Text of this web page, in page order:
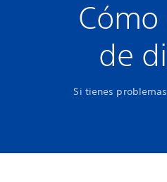
de
Si tienes